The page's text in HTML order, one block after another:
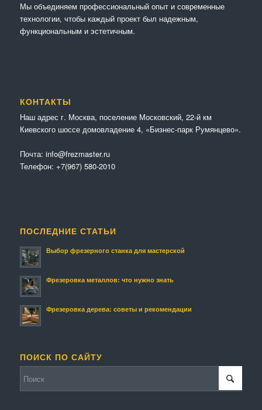
Мы объединяем профессиональный опыт и современные
технологии, чтобы каждый проект был надежным,
функциональным и эстетичным.
КОНТАКТЫ
Наш адрес г. Москва, поселение Московский, 22-й км
Киевского шоссе домовладение 4, «Бизнес-парк Румянцево».
Почта: info@frezmaster.ru
Телефон: +7(967) 580-2010
ПОСЛЕДНИЕ СТАТЬИ
Выбор фрезерного станка для мастерской
Фрезеровка металлов: что нужно знать
Фрезеровка дерева: советы и рекомендации
ПОИСК ПО САЙТУ